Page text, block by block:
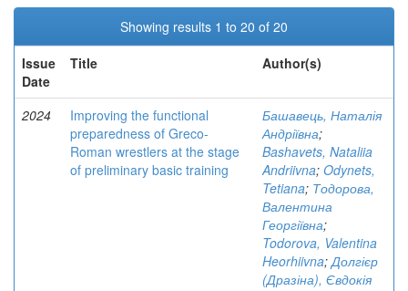
Showing results 1 to 20 of 20
Issue
Date
Title Author(s)
2024
Improving the functional
preparedness of Greco-
Roman wrestlers at the stage
of preliminary basic training
Башавець, Наталія
Андріївна;
Bashavets, Nataliia
Andriivna; Odynets,
Tetiana; Тодорова,
Валентина
Георгіївна;
Todorova, Valentina
Heorhiivna;Долгієр
(Дразіна), Євдокія